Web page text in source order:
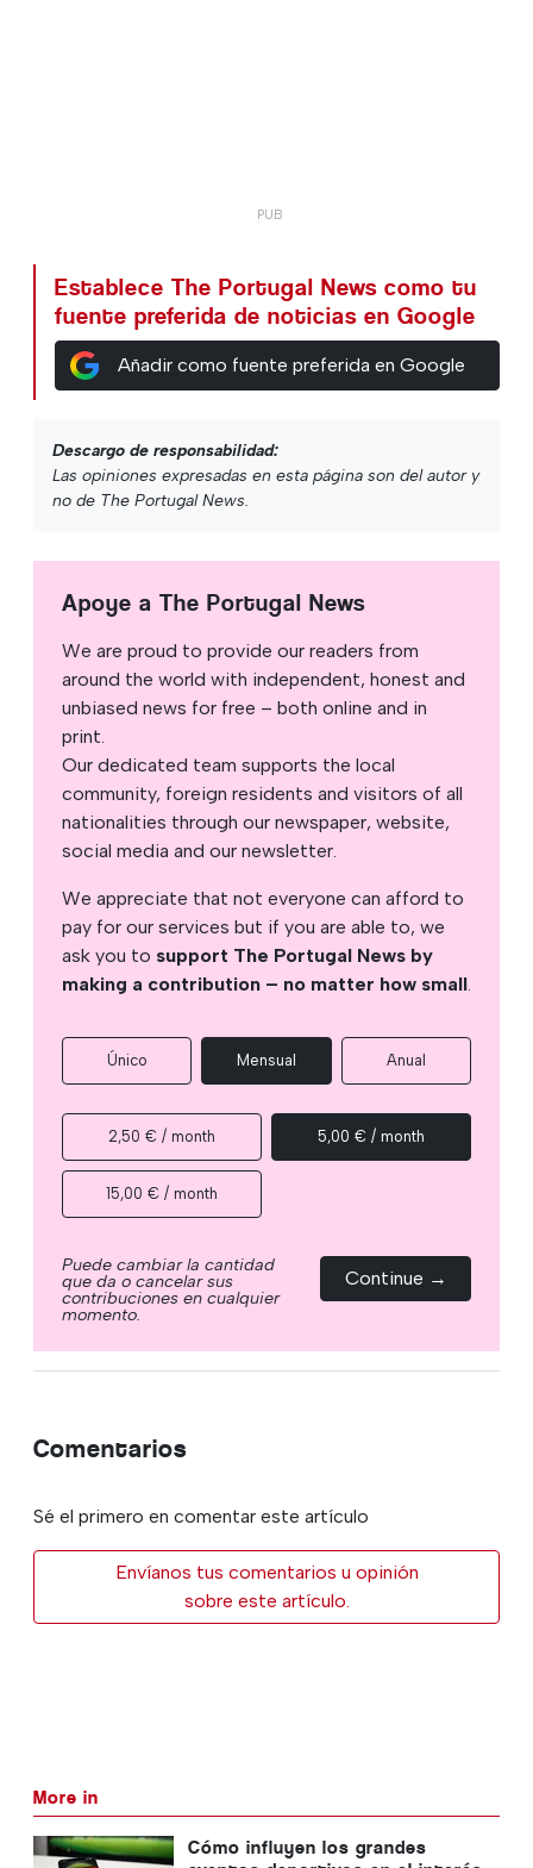
Establece The Portugal News como tu
fuente preferida de noticias en Google
Añadir como fuente preferida en Google
Descargo de responsabilidad:
Las opiniones expresadas en esta página son del autor y
no de The Portugal News.
Apoye a The Portugal News
We are proud to provide our readers from
around the world with independent, honest and
unbiased news for free – both online and in
print.
Our dedicated team supports the local
community, foreign residents and visitors of all
nationalities through our newspaper, website,
social media and our newsletter.
We appreciate that not everyone can afford to
pay for our services but if you are able to, we
ask you to support The Portugal News by
making a contribution – no matter how small.
Único Mensual Anual
2,50 € / month 5,00 € / month
15,00 € / month
Puede cambiar la cantidad
que da o cancelar sus
contribuciones en cualquier
momento.
Continue →
Comentarios
Sé el primero en comentar este artículo
Envíanos tus comentarios u opinión
sobre este artículo.
More in
Cómo influyen los grandes